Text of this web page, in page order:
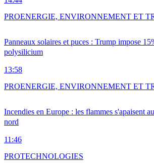
Panneaux solaires et puces : Trump impose
polysilicium
13:58
PROENERGIE, ENVIRONNEMENT ET
Incendies en Europe : les flammes s'apaisent
nord
11:46
PROENERGIE, ENVIRONNEMENT ET
PROTECHNOLOGIES